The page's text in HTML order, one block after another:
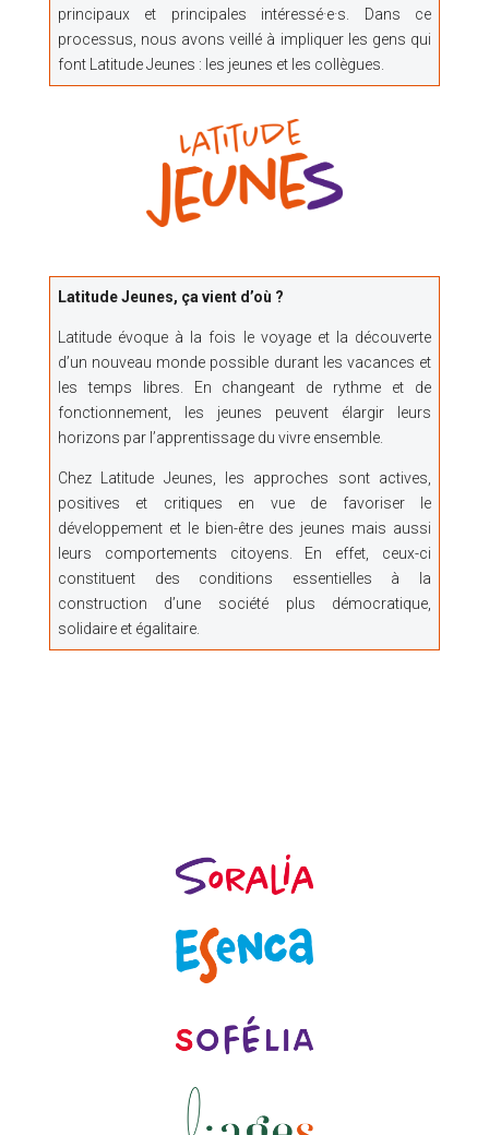
principaux et principales intéressé·e·s. Dans ce
processus, nous avons veillé à impliquer les gens qui
font Latitude Jeunes : les jeunes et les collègues.
Latitude Jeunes, ça vient d’où ?
Latitude évoque à la fois le voyage et la découverte
d’un nouveau monde possible durant les vacances et
les temps libres. En changeant de rythme et de
fonctionnement, les jeunes peuvent élargir leurs
horizons par l’apprentissage du vivre ensemble.
Chez Latitude Jeunes, les approches sont actives,
positives et critiques en vue de favoriser le
développement et le bien-être des jeunes mais aussi
leurs comportements citoyens. En effet, ceux-ci
constituent des conditions essentielles à la
construction d’une société plus démocratique,
solidaire et égalitaire.